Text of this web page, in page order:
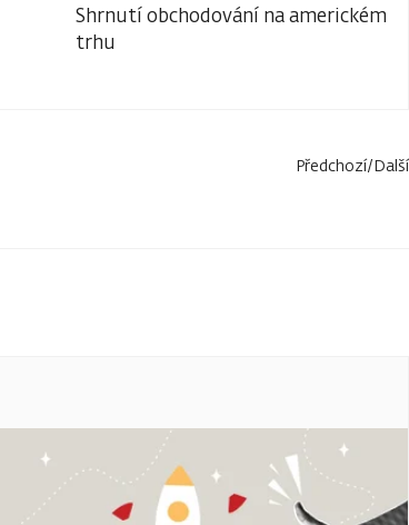
Shrnutí obchodování na americkém
trhu
Předchozí/Další